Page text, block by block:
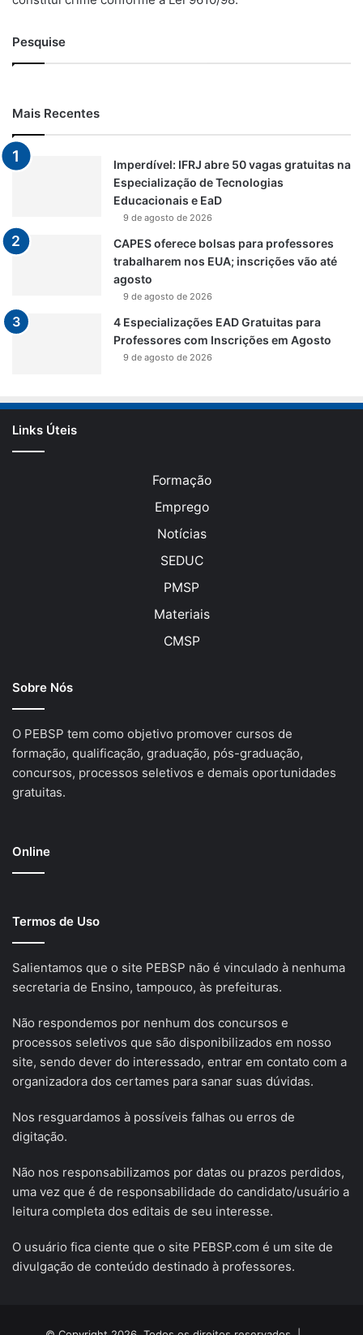
Pesquise
Mais Recentes
Imperdível: IFRJ abre 50 vagas gratuitas na
Especialização de Tecnologias
Educacionais e EaD
9 de agosto de 2026
CAPES oferece bolsas para professores
trabalharem nos EUA; inscrições vão até
agosto
9 de agosto de 2026
4 Especializações EAD Gratuitas para
Professores com Inscrições em Agosto
9 de agosto de 2026
Links Úteis
Formação
Emprego
Notícias
SEDUC
PMSP
Materiais
CMSP
Sobre Nós
O PEBSP tem como objetivo promover cursos de
formação, qualificação, graduação, pós-graduação,
concursos, processos seletivos e demais oportunidades
gratuitas.
Online
Termos de Uso
Salientamos que o site PEBSP não é vinculado à nenhuma
secretaria de Ensino, tampouco, às prefeituras.
Não respondemos por nenhum dos concursos e
processos seletivos que são disponibilizados em nosso
site, sendo dever do interessado, entrar em contato com a
organizadora dos certames para sanar suas dúvidas.
Nos resguardamos à possíveis falhas ou erros de
digitação.
Não nos responsabilizamos por datas ou prazos perdidos,
uma vez que é de responsabilidade do candidato/usuário a
leitura completa dos editais de seu interesse.
O usuário fica ciente que o site PEBSP.com é um site de
divulgação de conteúdo destinado à professores.